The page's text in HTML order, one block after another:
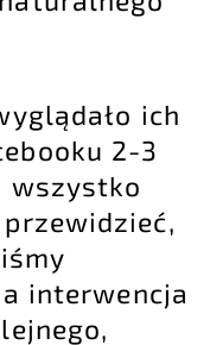
ich
2-3
wszystko
interwencja